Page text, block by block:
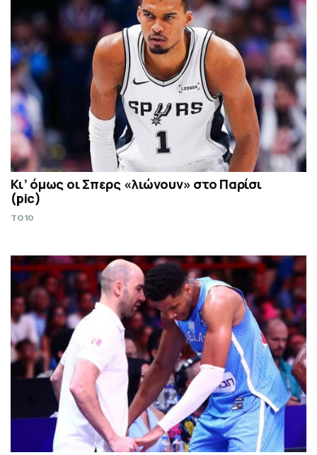
Κι’ όμως οι Σπερς «λιώνουν» στο Παρίσι
(pic)
TO10